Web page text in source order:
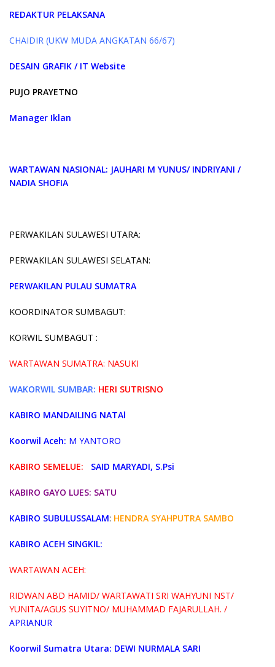
REDAKTUR PELAKSANA
CHAIDIR (UKW MUDA ANGKATAN 66/67)
DESAIN GRAFIK / IT Website
PUJO PRAYETNO
Manager Iklan
WARTAWAN NASIONAL: JAUHARI M YUNUS/ INDRIYANI /
NADIA SHOFIA
PERWAKILAN SULAWESI UTARA:
PERWAKILAN SULAWESI SELATAN:
PERWAKILAN PULAU SUMATRA
KOORDINATOR SUMBAGUT:
KORWIL SUMBAGUT :
WARTAWAN SUMATRA: NASUKI
WAKORWIL SUMBAR: HERI SUTRISNO
KABIRO MANDAILING NATAl
Koorwil Aceh: M YANTORO
KABIRO SEMELUE: SAID MARYADI, S.Psi
KABIRO GAYO LUES: SATU
KABIRO SUBULUSSALAM: HENDRA SYAHPUTRA SAMBO
KABIRO ACEH SINGKIL:
WARTAWAN ACEH:
RIDWAN ABD HAMID/ WARTAWATI SRI WAHYUNI NST/
YUNITA/AGUS SUYITNO/ MUHAMMAD FAJARULLAH. /
APRIANUR
Koorwil Sumatra Utara: DEWI NURMALA SARI